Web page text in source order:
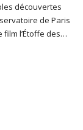
découvertes
de Paris
film l’Étoffe des…